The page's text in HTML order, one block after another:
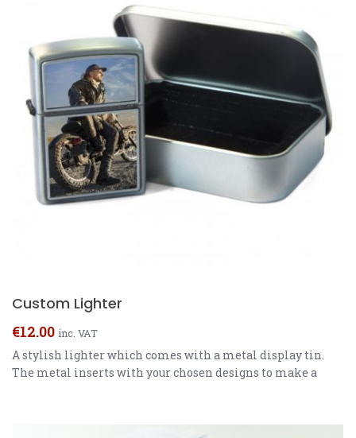
Custom Lighter
€12.00 inc. VAT
A stylish lighter which comes with a metal display tin.
The metal inserts with your chosen designs to make a